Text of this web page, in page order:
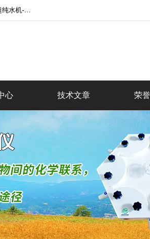
厂家网站！
心 技术文章 荣